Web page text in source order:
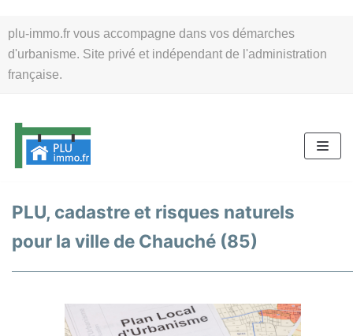
plu-immo.fr vous accompagne dans vos démarches
d'urbanisme. Site privé et indépendant de l'administration
française.
au
contenu
PLU, cadastre et risques naturels
pour la ville de Chauché (85)